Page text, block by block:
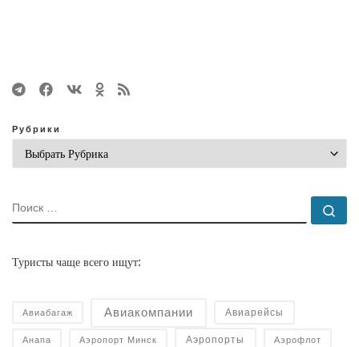
Рубрики
ПОИСК
Туристы чаще всего ищут:
Авиабагаж Авиакомпании Авиарейсы
Анапа Аэропорт Минск Аэропорты Аэрофлот